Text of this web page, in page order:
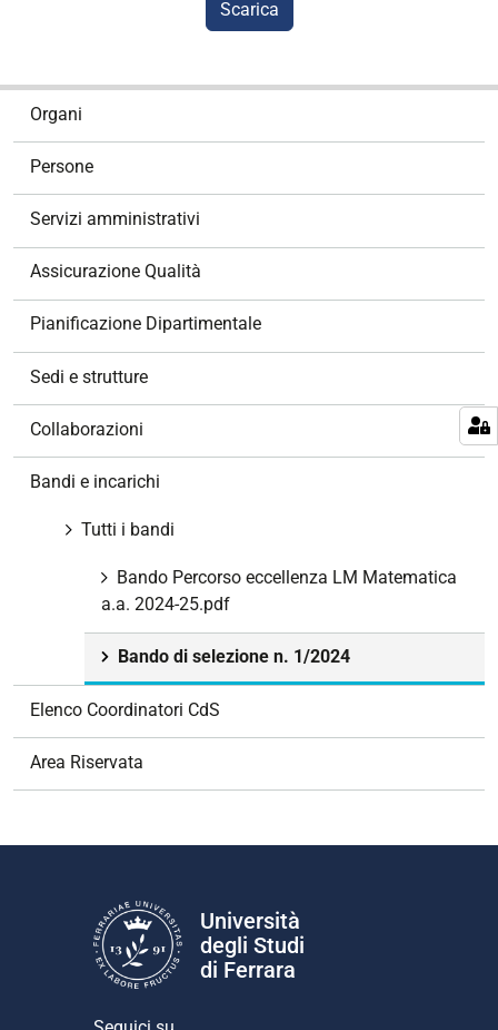
Scarica
Organi
Persone
Servizi amministrativi
Assicurazione Qualità
Pianificazione Dipartimentale
Sedi e strutture
Collaborazioni
Bandi e incarichi
Tutti i bandi
Bando Percorso eccellenza LM Matematica
a.a. 2024-25.pdf
Bando di selezione n. 1/2024
Elenco Coordinatori CdS
Area Riservata
Università
degli Studi
di Ferrara